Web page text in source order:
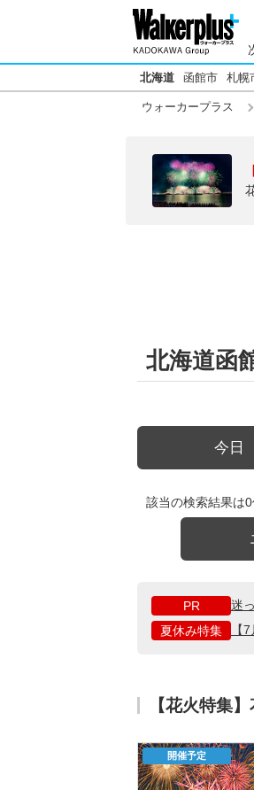
北海道 函館市 札幌
ウォーカープラス
北海道函
今日
該当の検索結果は
PR
迷
夏休み特集
【
【花火特集
開催予定